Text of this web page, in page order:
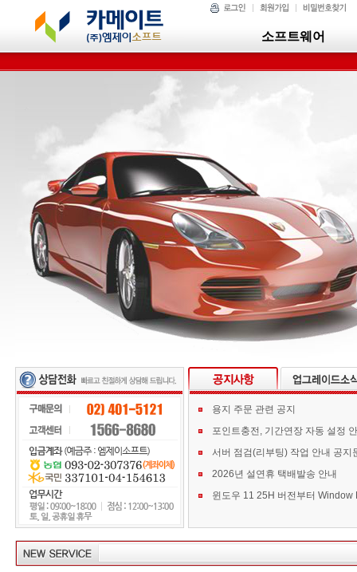
소프트웨어
용지 주문 관련 공지
포인트충전, 기간연장 자동 설정
서버 점검(리부팅) 작업 안내 공지
2026년 설연휴 택배발송 안내